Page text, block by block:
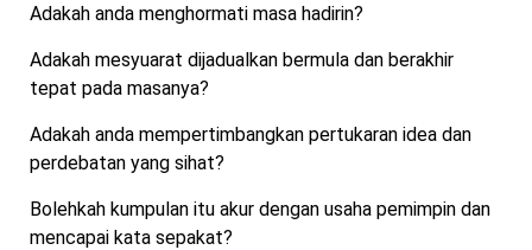
Adakah anda menghormati masa hadirin?
Adakah mesyuarat dijadualkan bermula dan berakhir
tepat pada masanya?
Adakah anda mempertimbangkan pertukaran idea dan
perdebatan yang sihat?
Bolehkah kumpulan itu akur dengan usaha pemimpin dan
mencapai kata sepakat?